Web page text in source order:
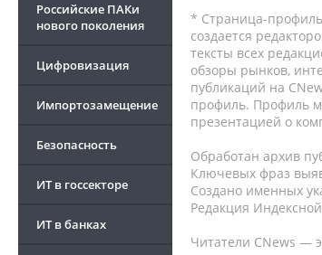
Российские ПАКи
нового поколения
Цифровизация
Импортозамещение
Безопасность
ИТ в госсекторе
ИТ в банках
* Страница-профиль
создается
тексты всех
обзоры рынков,
публикаций на
профиль. Профиль
презентацией о
Обработан архив
Ключевых фраз
Создано именных
Редакция
Читатели CNews —